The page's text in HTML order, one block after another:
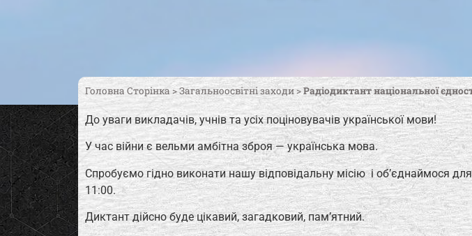
Головна Сторінка >Загальноосвітні заходи>Радіодиктант національної
До уваги викладачів, учнів та усіх поціновувачів української мови!
У час війни є вельми амбітна зброя — українська мова.
Спробуємо гідно виконати нашу відповідальну місію і об’єднаймося
11:00.
Диктант дійсно буде цікавий, загадковий, пам’ятний.